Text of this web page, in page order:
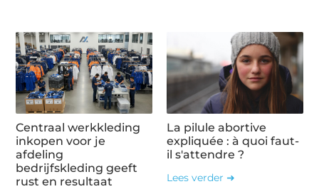
Centraal werkkleding
inkopen voor je
afdeling
bedrijfskleding geeft
rust en resultaat
La pilule abortive
expliquée : à quoi faut-
il s'attendre ?
Lees verder ➜